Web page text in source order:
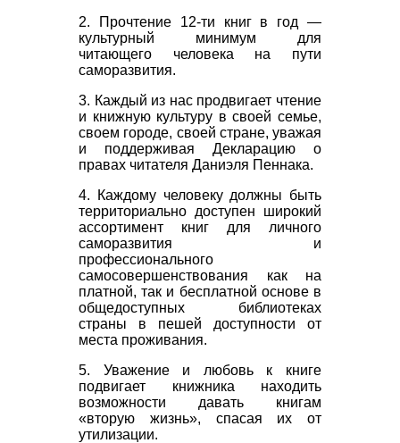
2. Прочтение 12-ти книг в год —
культурный минимум для
читающего человека на пути
саморазвития.
3. Каждый из нас продвигает чтение
и книжную культуру в своей семье,
своем городе, своей стране, уважая
и поддерживая Декларацию о
правах читателя Даниэля Пеннака.
4. Каждому человеку должны быть
территориально доступен широкий
ассортимент книг для личного
саморазвития и
профессионального
самосовершенствования как на
платной, так и бесплатной основе в
общедоступных библиотеках
страны в пешей доступности от
места проживания.
5. Уважение и любовь к книге
подвигает книжника находить
возможности давать книгам
«вторую жизнь», спасая их от
утилизации.